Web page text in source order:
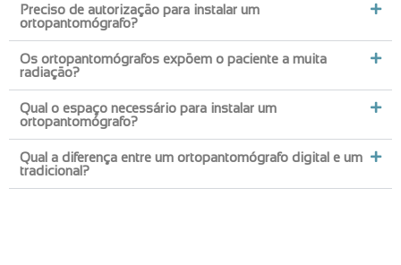
Preciso de autorização para instalar um
ortopantomógrafo?
Os ortopantomógrafos expõem o paciente a muita
radiação?
Qual o espaço necessário para instalar um
ortopantomógrafo?
Qual a diferença entre um ortopantomógrafo digital e um
tradicional?